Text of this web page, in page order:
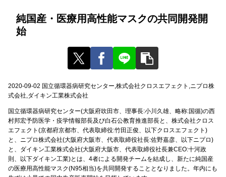
純国産・医療用高性能マスクの共同開発開
始
2020-09-02 国立循環器病研究センター,株式会社クロスエフェクト,ニプロ株
式会社,ダイキン工業株式会社
国立循環器病研究センター(大阪府吹田市、理事長:小川久雄、略称:国循)の西
村邦宏予防医学・疫学情報部長及び白石公教育推進部長と、株式会社クロス
エフェクト(京都府京都市、代表取締役:竹田正俊、以下クロスエフェクト)
と、ニプロ株式会社(大阪府大阪市、代表取締役社長:佐野嘉彦、以下ニプロ)
と、ダイキン工業株式会社(大阪府大阪市、代表取締役社長兼CEO:十河政
則、以下ダイキン工業)とは、4者による開発チームを結成し、新たに純国産
の医療用高性能マスク(N95相当)を共同開発することとなりました。年内にも